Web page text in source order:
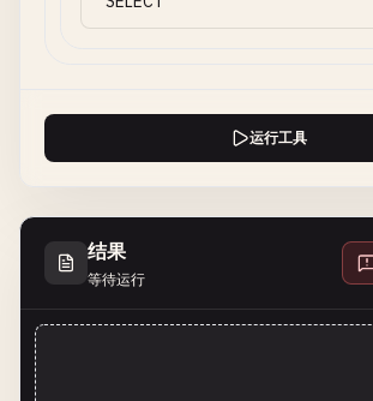
运行工具
结果
等待运行